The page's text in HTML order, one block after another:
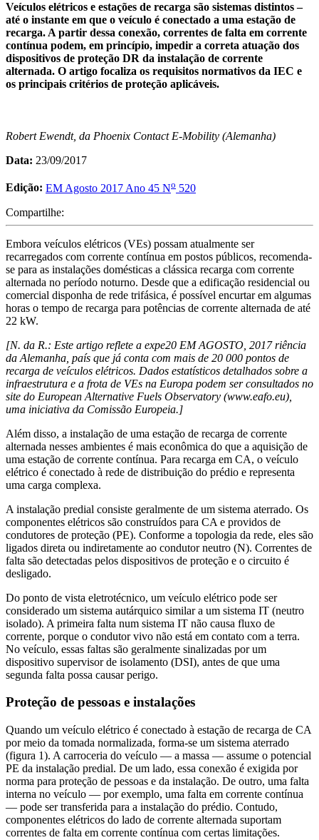
Veículos elétricos e estações de recarga são sistemas distintos –
até o instante em que o veículo é conectado a uma estação de
recarga. A partir dessa conexão, correntes de falta em corrente
contínua podem, em princípio, impedir a correta atuação dos
dispositivos de proteção DR da instalação de corrente
alternada. O artigo focaliza os requisitos normativos da IEC e
os principais critérios de proteção aplicáveis.
Robert Ewendt, da Phoenix Contact E-Mobility (Alemanha)
Data: 23/09/2017
Edição: EM Agosto 2017 Ano 45 No 520
Compartilhe:
Embora veículos elétricos (VEs) possam atualmente ser
recarregados com corrente contínua em postos públicos, recomenda-
se para as instalações domésticas a clássica recarga com corrente
alternada no período noturno. Desde que a edificação residencial ou
comercial disponha de rede trifásica, é possível encurtar em algumas
horas o tempo de recarga para potências de corrente alternada de até
22 kW.
[N. da R.: Este artigo reflete a expe20 EM AGOSTO, 2017 riência
da Alemanha, país que já conta com mais de 20 000 pontos de
recarga de veículos elétricos. Dados estatísticos detalhados sobre a
infraestrutura e a frota de VEs na Europa podem ser consultados no
site do European Alternative Fuels Observatory (www.eafo.eu),
uma iniciativa da Comissão Europeia.]
Além disso, a instalação de uma estação de recarga de corrente
alternada nesses ambientes é mais econômica do que a aquisição de
uma estação de corrente contínua. Para recarga em CA, o veículo
elétrico é conectado à rede de distribuição do prédio e representa
uma carga complexa.
A instalação predial consiste geralmente de um sistema aterrado. Os
componentes elétricos são construídos para CA e providos de
condutores de proteção (PE). Conforme a topologia da rede, eles são
ligados direta ou indiretamente ao condutor neutro (N). Correntes de
falta são detectadas pelos dispositivos de proteção e o circuito é
desligado.
Do ponto de vista eletrotécnico, um veículo elétrico pode ser
considerado um sistema autárquico similar a um sistema IT (neutro
isolado). A primeira falta num sistema IT não causa fluxo de
corrente, porque o condutor vivo não está em contato com a terra.
No veículo, essas faltas são geralmente sinalizadas por um
dispositivo supervisor de isolamento (DSI), antes de que uma
segunda falta possa causar perigo.
Proteção de pessoas e instalações
Quando um veículo elétrico é conectado à estação de recarga de CA
por meio da tomada normalizada, forma-se um sistema aterrado
(figura 1). A carroceria do veículo — a massa — assume o potencial
PE da instalação predial. De um lado, essa conexão é exigida por
norma para proteção de pessoas e da instalação. De outro, uma falta
interna no veículo — por exemplo, uma falta em corrente contínua
— pode ser transferida para a instalação do prédio. Contudo,
componentes elétricos do lado de corrente alternada suportam
correntes de falta em corrente contínua com certas limitações.